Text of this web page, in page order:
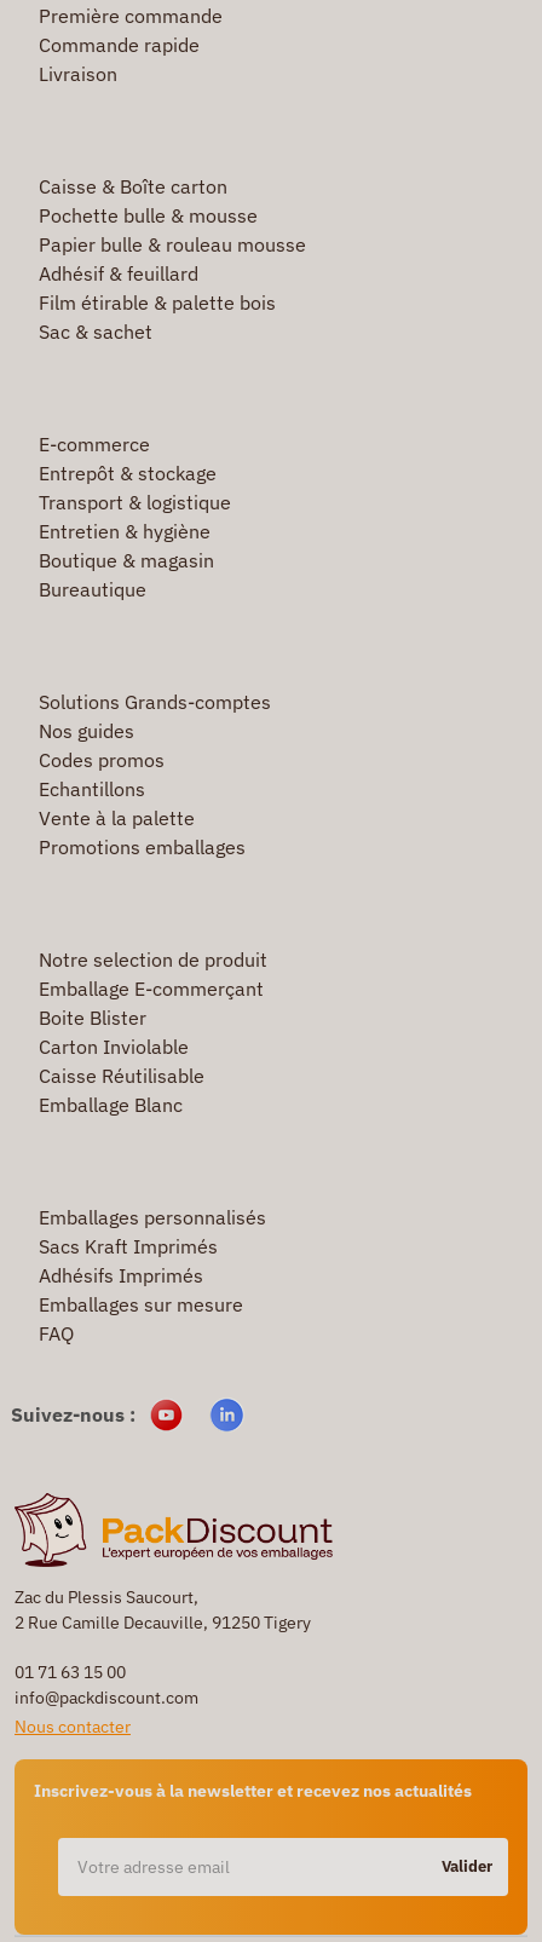
Zac du Plessis Saucourt,
2 Rue Camille Decauville, 91250 Tigery
01 71 63 15 00
info@packdiscount.com
Nous contacter
Inscrivez-vous à la newsletter et recevez nos actualités
Valider
Première commande
Commande rapide
Livraison
Caisse & Boîte carton
Pochette bulle & mousse
Papier bulle & rouleau mousse
Adhésif & feuillard
Film étirable & palette bois
Sac & sachet
E-commerce
Entrepôt & stockage
Transport & logistique
Entretien & hygiène
Boutique & magasin
Bureautique
Solutions Grands-comptes
Nos guides
Codes promos
Echantillons
Vente à la palette
Promotions emballages
Notre selection de produit
Emballage E-commerçant
Boite Blister
Carton Inviolable
Caisse Réutilisable
Emballage Blanc
Emballages personnalisés
Sacs Kraft Imprimés
Adhésifs Imprimés
Emballages sur mesure
FAQ
Suivez-nous :